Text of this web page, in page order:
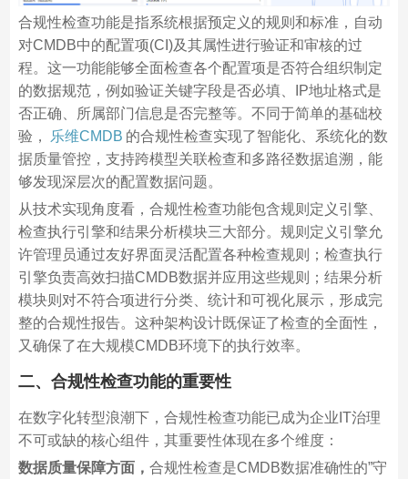
合规性检查功能是指系统根据预定义的规则和标准，自动
对CMDB中的配置项(CI)及其属性进行验证和审核的过
程。这一功能能够全面检查各个配置项是否符合组织制定
的数据规范，例如验证关键字段是否必填、IP地址格式是
否正确、所属部门信息是否完整等。不同于简单的基础校
验，
乐维CMDB 的合规性检查实现了智能化、系统化的数
据质量管控，支持跨模型关联检查和多路径数据追溯，能
够发现深层次的配置数据问题。
从技术实现角度看，合规性检查功能包含规则定义引擎、
检查执行引擎和结果分析模块三大部分。规则定义引擎允
许管理员通过友好界面灵活配置各种检查规则；检查执行
引擎负责高效扫描CMDB数据并应用这些规则；结果分析
模块则对不符合项进行分类、统计和可视化展示，形成完
整的合规性报告。这种架构设计既保证了检查的全面性，
又确保了在大规模CMDB环境下的执行效率。
二、合规性检查功能的重要性
在数字化转型浪潮下，合规性检查功能已成为企业IT治理
不可或缺的核心组件，其重要性体现在多个维度：
数据质量保障方面， 合规性检查是CMDB数据准确性的”守